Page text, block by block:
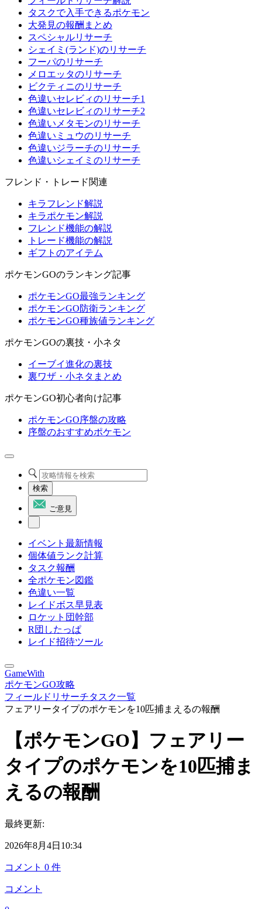
タスクで入手できるポケモン
大発見の報酬まとめ
スペシャルリサーチ
シェイミ(ランド)のリサーチ
フーパのリサーチ
メロエッタのリサーチ
ビクティニのリサーチ
色違いセレビィのリサーチ1
色違いセレビィのリサーチ2
色違いメタモンのリサーチ
色違いミュウのリサーチ
色違いジラーチのリサーチ
色違いシェイミのリサーチ
フレンド・トレード関連
キラフレンド解説
キラポケモン解説
フレンド機能の解説
トレード機能の解説
ギフトのアイテム
ポケモンGOのランキング記事
ポケモンGO最強ランキング
ポケモンGO防衛ランキング
ポケモンGO種族値ランキング
ポケモンGOの裏技・小ネタ
イーブイ進化の裏技
裏ワザ・小ネタまとめ
ポケモンGO初心者向け記事
ポケモンGO序盤の攻略
序盤のおすすめポケモン
検索
ご意見
イベント最新情報
個体値ランク計算
タスク報酬
全ポケモン図鑑
色違い一覧
レイドボス早見表
ロケット団幹部
R団したっぱ
レイド招待ツール
GameWith
ポケモンGO攻略
フィールドリサーチタスク一覧
フェアリータイプのポケモンを10匹捕まえるの報酬
【ポケモンGO】フェアリー
タイプのポケモンを10匹捕ま
えるの報酬
最終更新:
2026年8月4日10:34
コメント 0 件
コメント